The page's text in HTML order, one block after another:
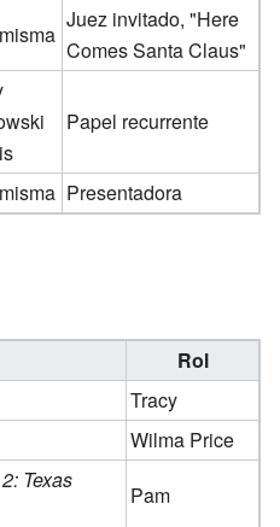
Juez invitado, "Here
Comes Santa Claus"
Papel recurrente
Presentadora
Rol
Tracy
Wilma Price
Texas
Pam